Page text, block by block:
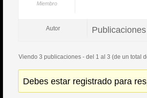
Miembro
Autor Publicaciones
Viendo 3 publicaciones - del 1 al 3 (de un total
Debes estar registrado para